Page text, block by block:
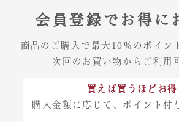
会員登録でお得に
商品のご購入で最大10％のポイン
次回のお買い物からご利用
買えば買うほどお得
購入金額に応じて、ポイント付